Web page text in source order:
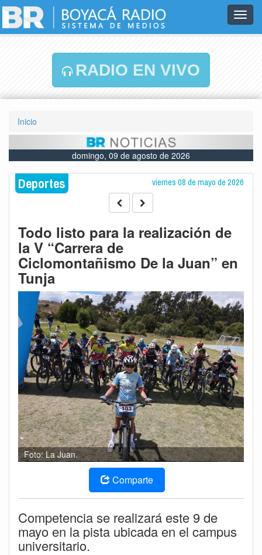
RADIO EN VIVO
Inicio
domingo, 09 de agosto de 2026
Deportes viernes 08 de mayo de 2026
Todo listo para la realización de
la V “Carrera de
Ciclomontañismo De la Juan” en
Tunja
Foto: La Juan.
Comparte
Competencia se realizará este 9 de
mayo en la pista ubicada en el campus
universitario.